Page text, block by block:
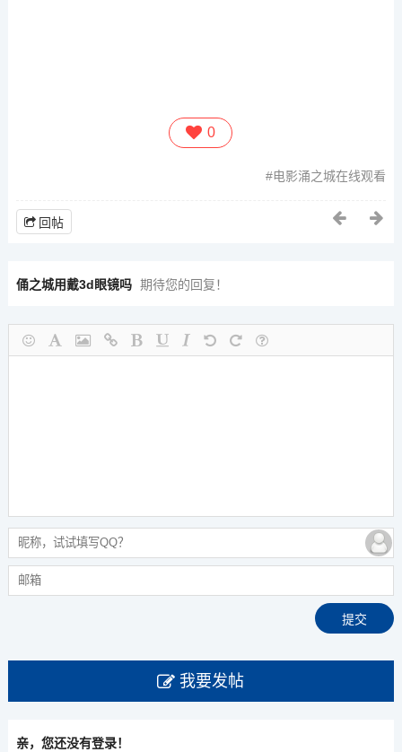
0
电影涌之城在线观看
回帖
俑之城用戴3d眼镜吗 期待您的回复！
我要发帖
亲，您还没有登录！